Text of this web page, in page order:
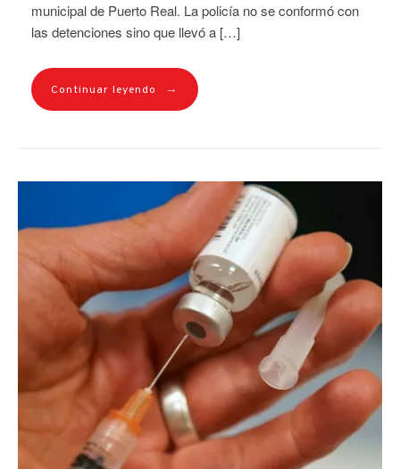
municipal de Puerto Real. La policía no se conformó con
las detenciones sino que llevó a […]
Continuar leyendo →